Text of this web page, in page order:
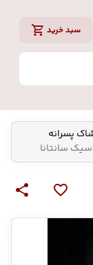
سبد خرید
پسرانه
سانتانا